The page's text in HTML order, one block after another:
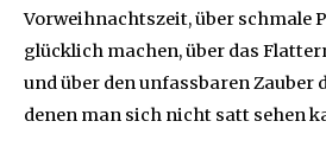
Vorweihnachtszeit, über schmale
glücklich machen, über das
und über den unfassbaren Zauber
denen man sich nicht satt sehen